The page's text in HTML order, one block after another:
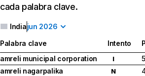
cada palabra clave.
Indiajun 2026
Palabra clave Intento
amreli municipal corporation
I
amreli nagarpalika
N